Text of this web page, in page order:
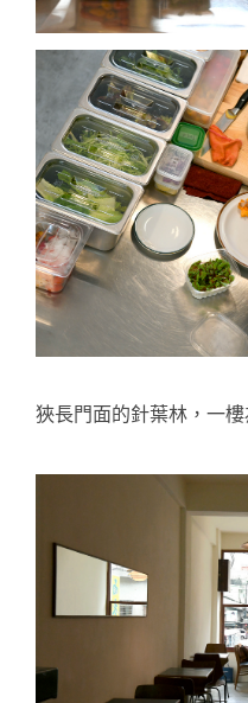
狹長門面的針葉林，一